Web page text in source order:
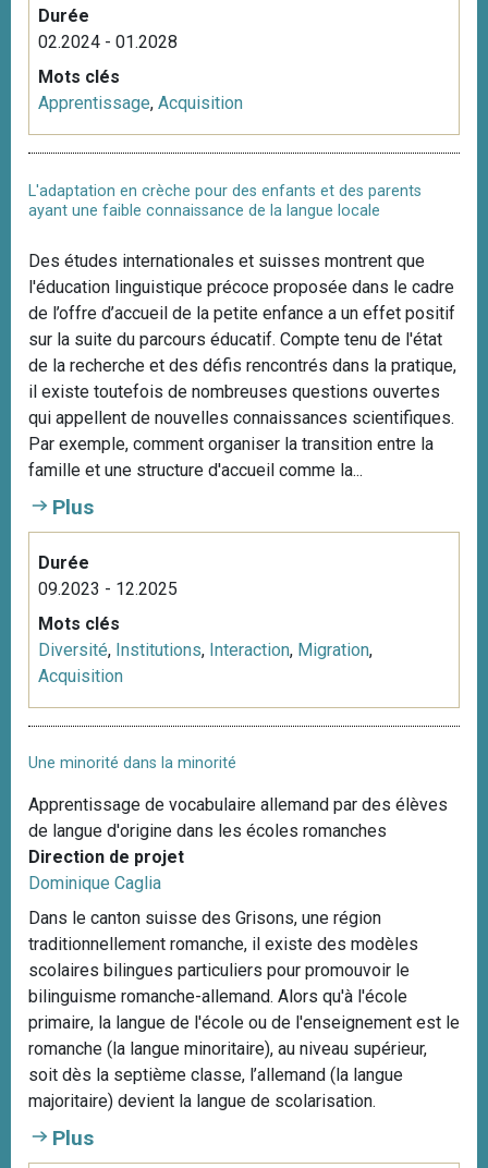
Durée
02.2024 - 01.2028
Mots clés
Apprentissage, Acquisition
L'adaptation en crèche pour des enfants et des parents
ayant une faible connaissance de la langue locale
Des études internationales et suisses montrent que
l'éducation linguistique précoce proposée dans le cadre
de l’offre d’accueil de la petite enfance a un effet positif
sur la suite du parcours éducatif. Compte tenu de l'état
de la recherche et des défis rencontrés dans la pratique,
il existe toutefois de nombreuses questions ouvertes
qui appellent de nouvelles connaissances scientifiques.
Par exemple, comment organiser la transition entre la
famille et une structure d'accueil comme la...
Plus
Durée
09.2023 - 12.2025
Mots clés
Diversité, Institutions, Interaction, Migration,
Acquisition
Une minorité dans la minorité
Apprentissage de vocabulaire allemand par des élèves
de langue d'origine dans les écoles romanches
Direction de projet
Dominique Caglia
Dans le canton suisse des Grisons, une région
traditionnellement romanche, il existe des modèles
scolaires bilingues particuliers pour promouvoir le
bilinguisme romanche-allemand. Alors qu'à l'école
primaire, la langue de l'école ou de l'enseignement est le
romanche (la langue minoritaire), au niveau supérieur,
soit dès la septième classe, l’allemand (la langue
majoritaire) devient la langue de scolarisation.
Plus